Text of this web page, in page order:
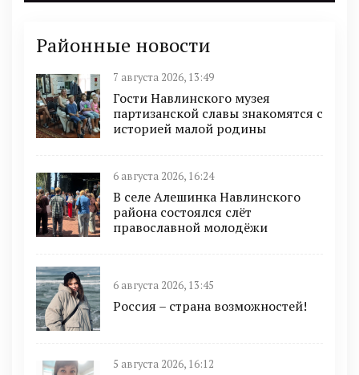
Районные новости
7 августа 2026, 13:49
Гости Навлинского музея
партизанской славы знакомятся с
историей малой родины
6 августа 2026, 16:24
В селе Алешинка Навлинского
района состоялся слёт
православной молодёжи
6 августа 2026, 13:45
Россия – страна возможностей!
5 августа 2026, 16:12